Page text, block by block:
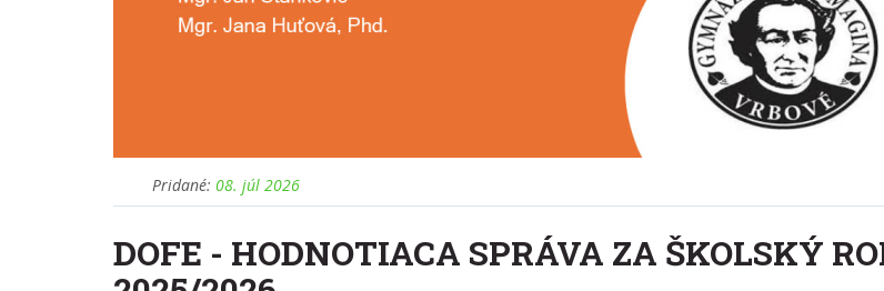
DOFE - HODNOTIACA SPRÁVA ZA ŠKOLSKÝ ROK